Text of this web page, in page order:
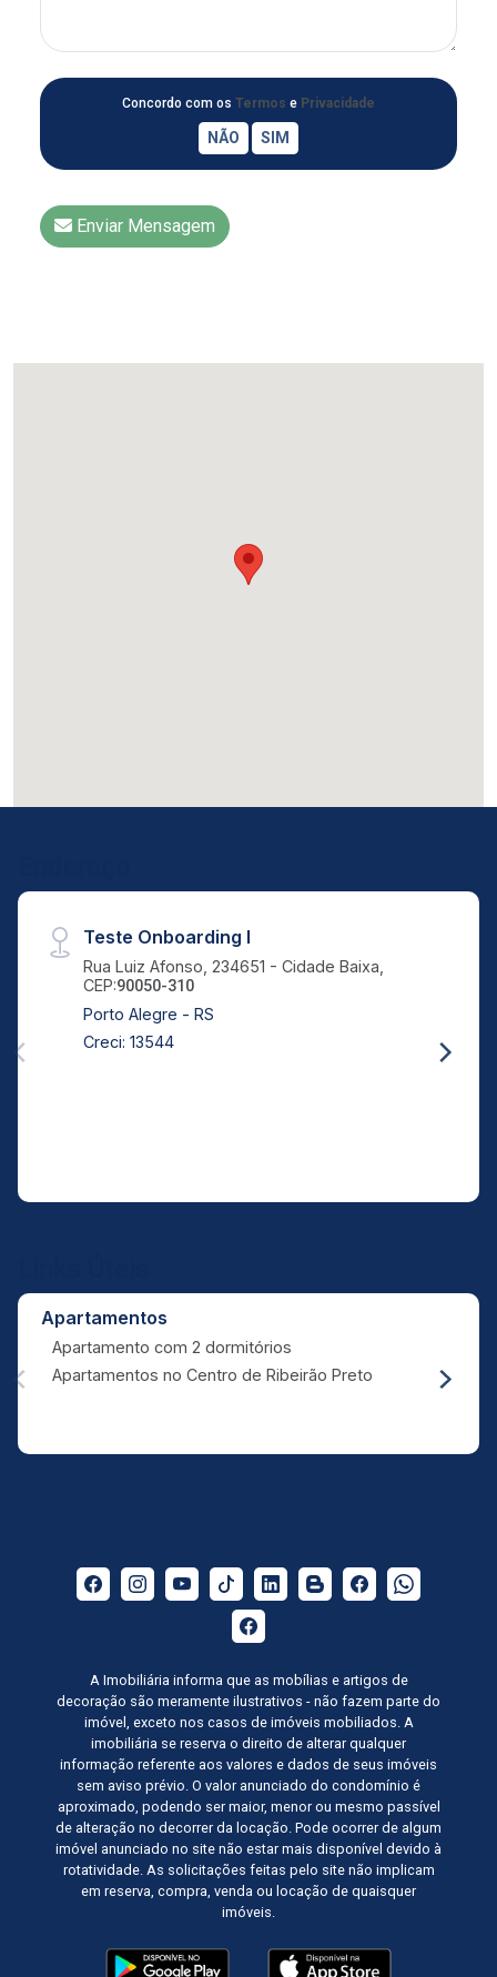
Concordo com os Termos e Privacidade
Enviar Mensagem
Teste Onboarding I
Rua Luiz Afonso, 234651 - Cidade Baixa,
CEP:90050-310
Porto Alegre - RS
Creci: 13544
Apartamentos
Apartamento com 2 dormitórios
Apartamentos no Centro de Ribeirão Preto
A Imobiliária informa que as mobílias e artigos de
decoração são meramente ilustrativos - não fazem parte do
imóvel, exceto nos casos de imóveis mobiliados. A
imobiliária se reserva o direito de alterar qualquer
informação referente aos valores e dados de seus imóveis
sem aviso prévio. O valor anunciado do condomínio é
aproximado, podendo ser maior, menor ou mesmo passível
de alteração no decorrer da locação. Pode ocorrer de algum
imóvel anunciado no site não estar mais disponível devido à
rotatividade. As solicitações feitas pelo site não implicam
em reserva, compra, venda ou locação de quaisquer
imóveis.